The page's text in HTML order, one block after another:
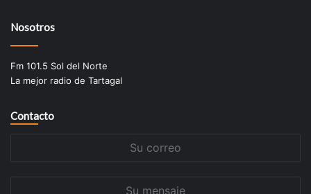
Nosotros
Fm 101.5 Sol del Norte
La mejor radio de Tartagal
Contacto